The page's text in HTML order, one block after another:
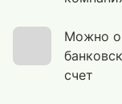
Можно
счет